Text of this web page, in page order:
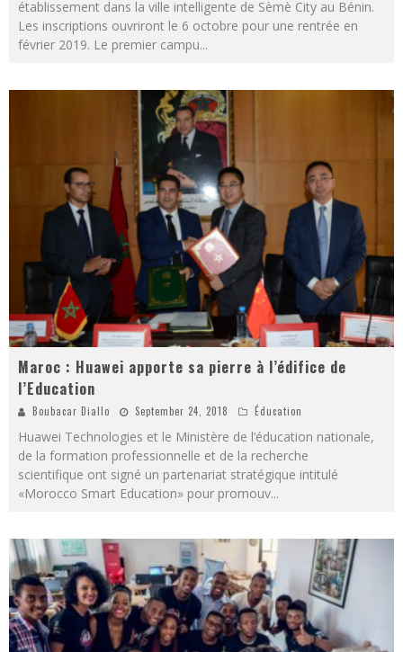
établissement dans la ville intelligente de Sèmè City au Bénin.
Les inscriptions ouvriront le 6 octobre pour une rentrée en
février 2019. Le premier campu...
Maroc : Huawei apporte sa pierre à l’édifice de
l’Education
Boubacar Diallo September 24, 2018 Éducation
Huawei Technologies et le Ministère de l’éducation nationale,
de la formation professionnelle et de la recherche
scientifique ont signé un partenariat stratégique intitulé
«Morocco Smart Education» pour promouv...